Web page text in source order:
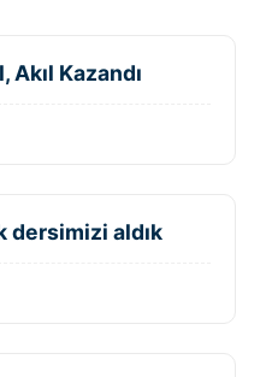
Akıl Kazandı
dersimizi aldık